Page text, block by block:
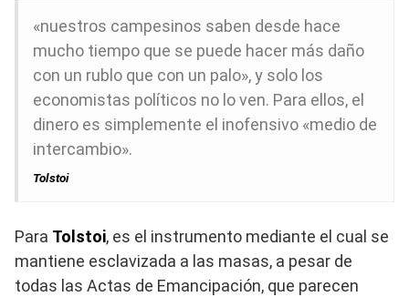
«nuestros campesinos saben desde hace
mucho tiempo que se puede hacer más daño
con un rublo que con un palo», y solo los
economistas políticos no lo ven. Para ellos, el
dinero es simplemente el inofensivo «medio de
intercambio».
Tolstoi
Para Tolstoi, es el instrumento mediante el cual se
mantiene esclavizada a las masas, a pesar de
todas las Actas de Emancipación, que parecen